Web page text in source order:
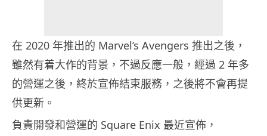
在 2020 年推出的 Marvel’s Avengers 推出之後，
雖然有着大作的背景，不過反應一般，經過 2 年多
的營運之後，終於宣佈結束服務，之後將不會再提
供更新。
負責開發和營運的 Square Enix 最近宣佈，